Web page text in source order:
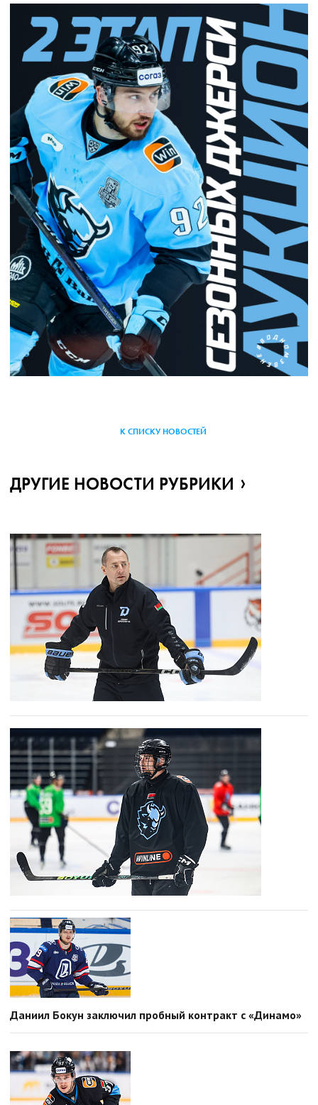
К СПИСКУ НОВОСТЕЙ
ДРУГИЕ НОВОСТИ РУБРИКИ
Даниил Бокун заключил пробный контракт с «Динамо»